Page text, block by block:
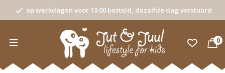
op werkdagen voor 13:00 besteld, dezelfde dag verstuurd
0